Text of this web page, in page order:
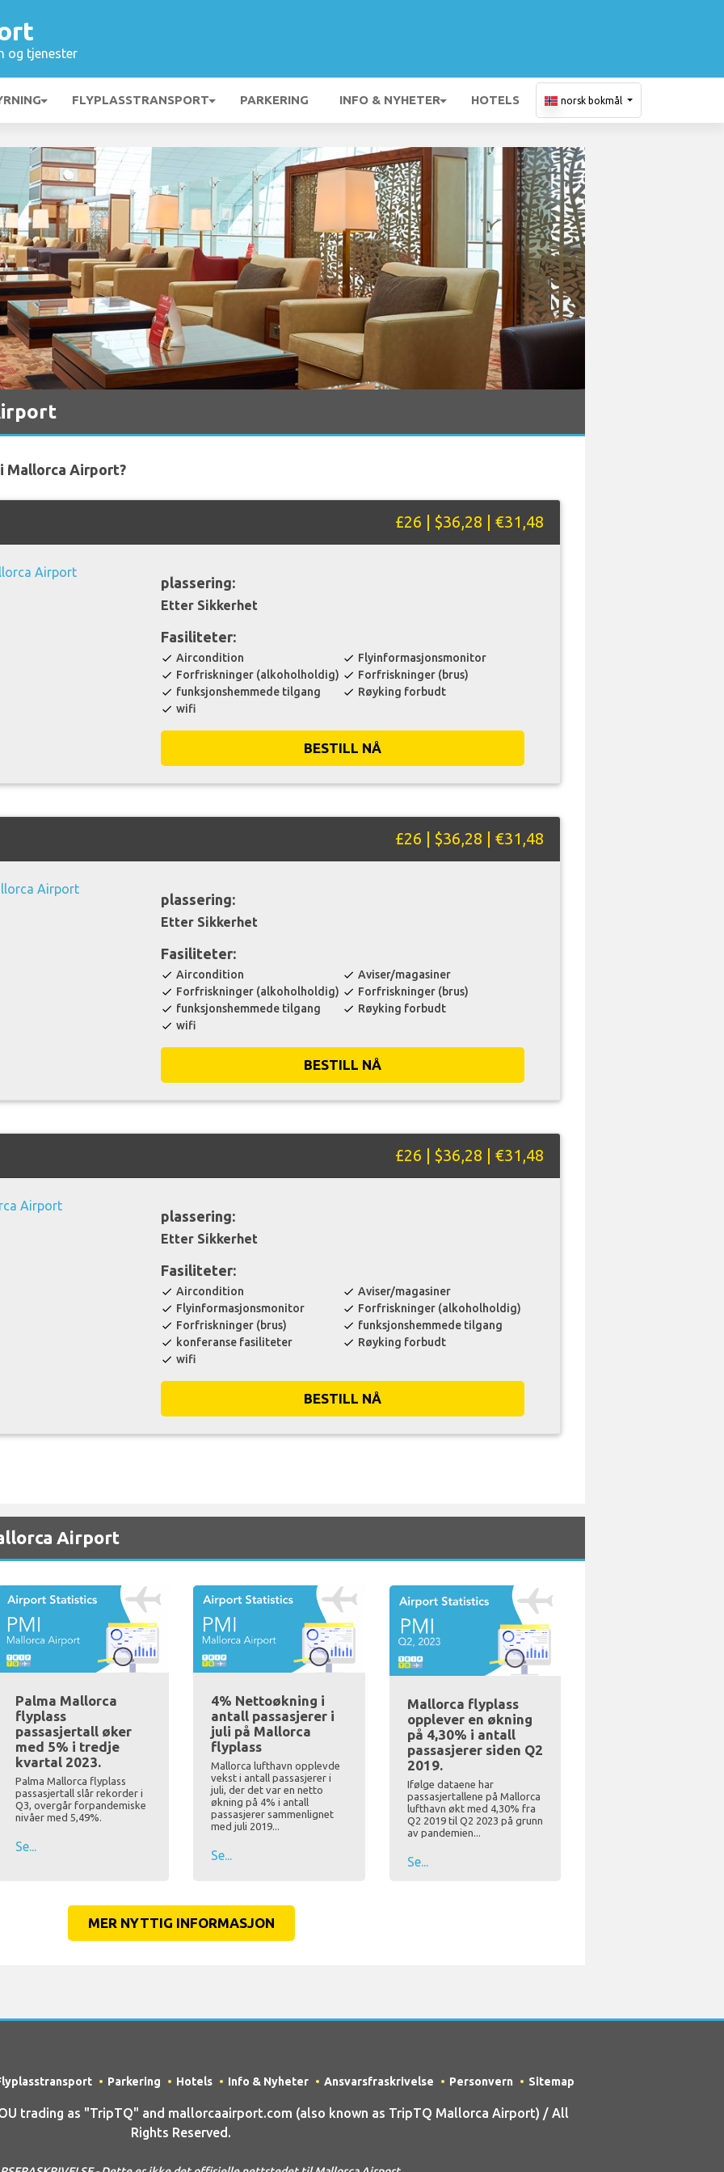
og tjenester
FLYPLASSTRANSPORT PARKERING INFO & NYHETER HOTELS norsk bokmål
Mallorca Airport?
£26 | $36,28 | €31,48
plassering:
Etter Sikkerhet
Fasiliteter:
check Aircondition check Flyinformasjonsmonitor
check Forfriskninger (alkoholholdig) check Forfriskninger (brus)
check funksjonshemmede tilgang check Røyking forbudt
check wifi
BESTILL NÅ
£26 | $36,28 | €31,48
plassering:
Etter Sikkerhet
Fasiliteter:
check Aircondition check Aviser/magasiner
check Forfriskninger (alkoholholdig) check Forfriskninger (brus)
check funksjonshemmede tilgang check Røyking forbudt
check wifi
BESTILL NÅ
£26 | $36,28 | €31,48
plassering:
Etter Sikkerhet
Fasiliteter:
check Aircondition check Aviser/magasiner
check Flyinformasjonsmonitor check Forfriskninger (alkoholholdig)
check Forfriskninger (brus) check funksjonshemmede tilgang
check konferanse fasiliteter check Røyking forbudt
check wifi
BESTILL NÅ
Airport
Palma Mallorca
flyplass
passasjertall øker
med 5% i tredje
kvartal 2023.
Palma Mallorca flyplass
passasjertall slår rekorder i
Q3, overgår forpandemiske
nivåer med 5,49%.
Se...
4% Nettoøkning i
antall passasjerer i
juli på Mallorca
flyplass
Mallorca lufthavn opplevde
vekst i antall passasjerer i
juli, der det var en netto
økning på 4% i antall
passasjerer sammenlignet
med juli 2019...
Se...
Mallorca flyplass
opplever en økning
på 4,30% i antall
passasjerer siden Q2
2019.
Ifølge dataene har
passasjertallene på Mallorca
lufthavn økt med 4,30% fra
Q2 2019 til Q2 2023 på grunn
av pandemien...
Se...
MER NYTTIG INFORMASJON
Parkering Hotels Info & Nyheter Ansvarsfraskrivelse Personvern Sitemap
OU trading as "TripTQ" and mallorcaairport.com (also known as TripTQ Mallorca Airport) / All
Rights Reserved.